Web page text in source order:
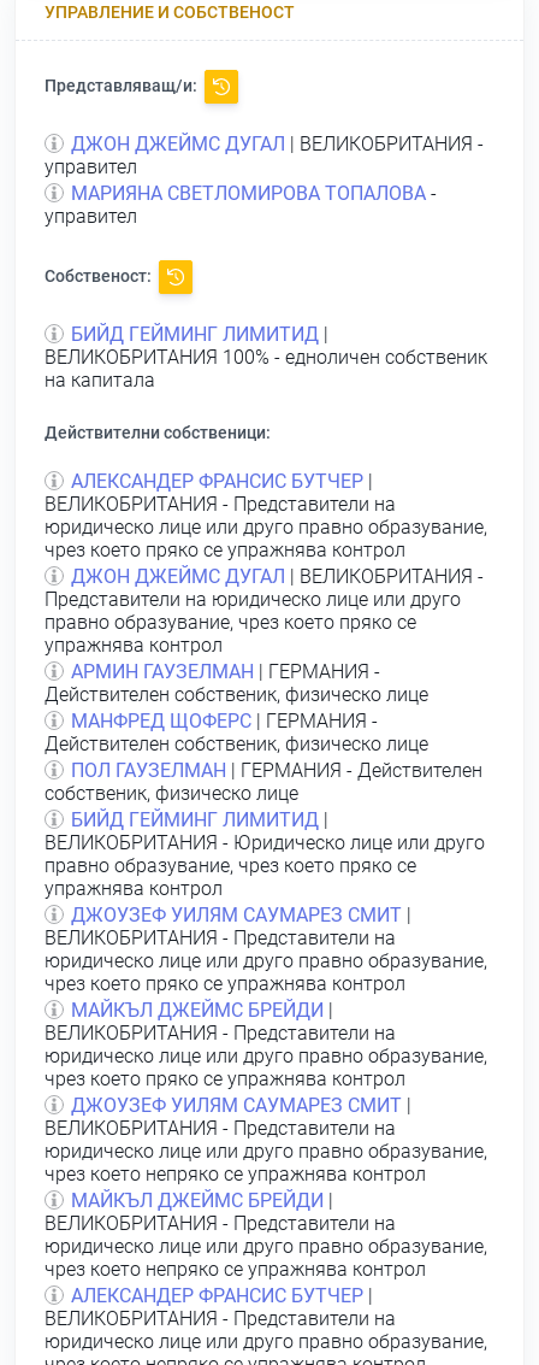
УПРАВЛЕНИЕ И СОБСТВЕНОСТ
Представляващ/и:
ДЖОН ДЖЕЙМС ДУГАЛ
| ВЕЛИКОБРИТАНИЯ -
управител
МАРИЯНА СВЕТЛОМИРОВА ТОПАЛОВА -
управител
Собственост:
БИЙД ГЕЙМИНГ ЛИМИТИД
ВЕЛИКОБРИТАНИЯ 100% - едноличен собственик
на капитала
Действителни собственици:
АЛЕКСАНДЕР ФРАНСИС БУТЧЕР
ВЕЛИКОБРИТАНИЯ - Представители на
юридическо лице или друго правно образувание,
чрез което пряко се упражнява контрол
ДЖОН ДЖЕЙМС ДУГАЛ
| ВЕЛИКОБРИТАНИЯ -
Представители на юридическо лице или друго
правно образувание, чрез което пряко се
упражнява контрол
АРМИН ГАУЗЕЛМАН
| ГЕРМАНИЯ -
Действителен собственик, физическо лице
МАНФРЕД ЩОФЕРС | ГЕРМАНИЯ -
Действителен собственик, физическо лице
ПОЛ ГАУЗЕЛМАН
| ГЕРМАНИЯ - Действителен
собственик, физическо лице
БИЙД ГЕЙМИНГ ЛИМИТИД
ВЕЛИКОБРИТАНИЯ - Юридическо лице или друго
правно образувание, чрез което пряко се
упражнява контрол
ДЖОУЗЕФ УИЛЯМ САУМАРЕЗ СМИТ
ВЕЛИКОБРИТАНИЯ - Представители на
юридическо лице или друго правно образувание,
чрез което пряко се упражнява контрол
МАЙКЪЛ ДЖЕЙМС БРЕЙДИ
ВЕЛИКОБРИТАНИЯ - Представители на
юридическо лице или друго правно образувание,
чрез което пряко се упражнява контрол
ДЖОУЗЕФ УИЛЯМ САУМАРЕЗ СМИТ
ВЕЛИКОБРИТАНИЯ - Представители на
юридическо лице или друго правно образувание,
чрез което непряко се упражнява контрол
МАЙКЪЛ ДЖЕЙМС БРЕЙДИ
ВЕЛИКОБРИТАНИЯ - Представители на
юридическо лице или друго правно образувание,
чрез което непряко се упражнява контрол
АЛЕКСАНДЕР ФРАНСИС БУТЧЕР
ВЕЛИКОБРИТАНИЯ - Представители на
юридическо лице или друго правно образувание,